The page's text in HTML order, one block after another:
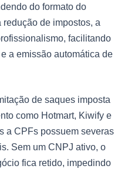
do formato do
redução de impostos, a
facilitando
a emissão automática de
de saques imposta
como Hotmart, Kiwify e
a CPFs possuem severas
Sem um CNPJ ativo, o
fica retido, impedindo